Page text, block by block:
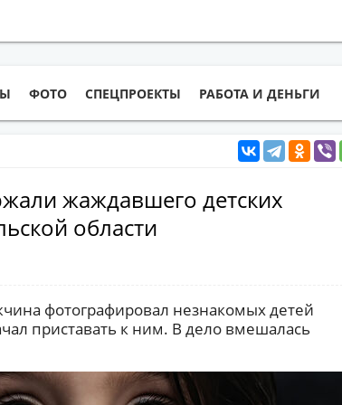
ФОТО СПЕЦПРОЕКТЫ РАБОТА И ДЕНЬГИ
жаждавшего детских
области
фотографировал незнакомых детей
приставать к ним. В дело вмешалась